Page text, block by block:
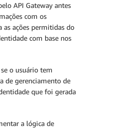
API Gateway antes
com os
ações permitidas do
com base nos
o usuário tem
de gerenciamento de
que foi gerada
a lógica de